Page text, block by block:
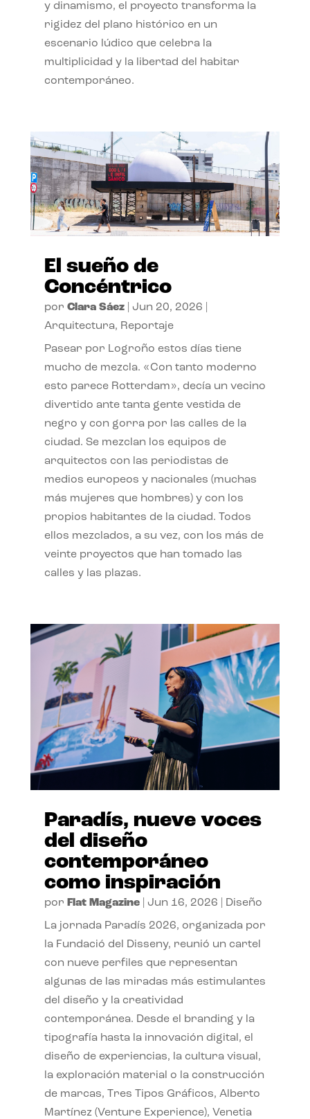
y dinamismo, el proyecto transforma la
rigidez del plano histórico en un
escenario lúdico que celebra la
multiplicidad y la libertad del habitar
contemporáneo.
El sueño de
Concéntrico
por Clara Sáez| Jun 20, 2026
Arquitectura, Reportaje
Pasear por Logroño estos días tiene
mucho de mezcla. «Con tanto moderno
esto parece Rotterdam», decía un vecino
divertido ante tanta gente vestida de
negro y con gorra por las calles de la
ciudad. Se mezclan los equipos de
arquitectos con las periodistas de
medios europeos y nacionales (muchas
más mujeres que hombres) y con los
propios habitantes de la ciudad. Todos
ellos mezclados, a su vez, con los más de
veinte proyectos que han tomado las
calles y las plazas.
Paradís, nueve voces
del diseño
contemporáneo
como inspiración
por Flat Magazine| Jun 16, 2026 Diseño
La jornada Paradís 2026, organizada por
la Fundació del Disseny, reunió un cartel
con nueve perfiles que representan
algunas de las miradas más estimulantes
del diseño y la creatividad
contemporánea. Desde el branding y la
tipografía hasta la innovación digital, el
diseño de experiencias, la cultura visual,
la exploración material o la construcción
de marcas, Tres Tipos Gráficos, Alberto
Martínez (Venture Experience), Venetia